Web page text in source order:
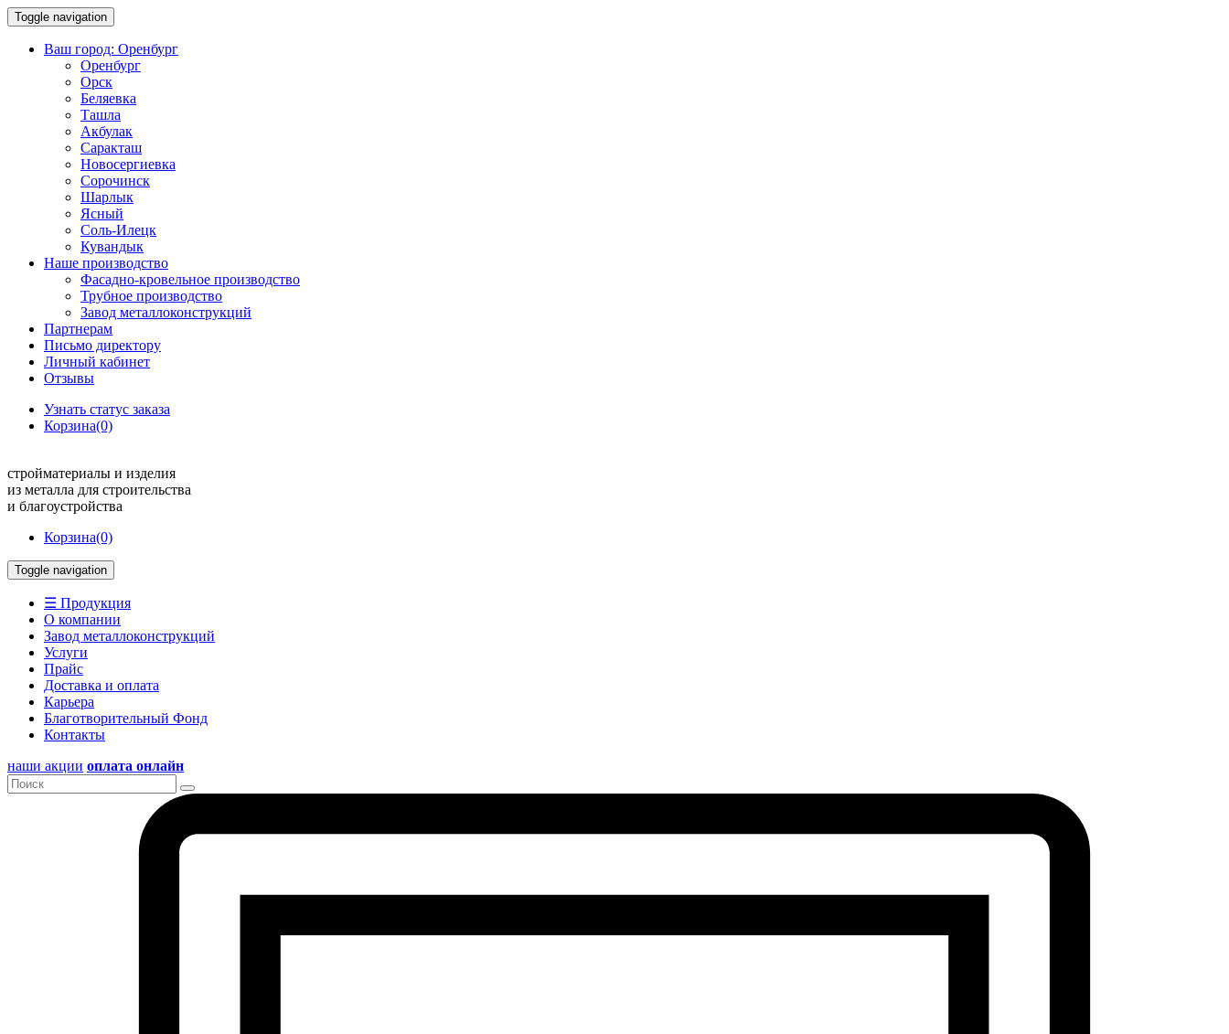
Toggle navigation
Ваш город: Оренбург
Оренбург
Орск
Беляевка
Ташла
Акбулак
Саракташ
Новосергиевка
Сорочинск
Шарлык
Ясный
Соль-Илецк
Кувандык
Наше производство
Фасадно-кровельное производство
Трубное производство
Завод металлоконструкций
Партнерам
Письмо директору
Личный кабинет
Отзывы
Узнать статус заказа
Корзина(0)
стройматериалы и изделия
из металла для строительства
и благоустройства
Корзина(0)
Toggle navigation
☰ Продукция
О компании
Завод металлоконструкций
Услуги
Прайс
Доставка и оплата
Карьера
Благотворительный Фонд
Контакты
наши акции оплата онлайн